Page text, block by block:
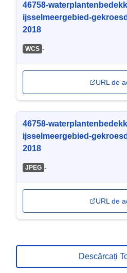
46758-
ijsselmeergebied-
2018
WCS -
URL de
46758-
ijsselmeergebied-
2018
JPEG -
URL de
Descărcați